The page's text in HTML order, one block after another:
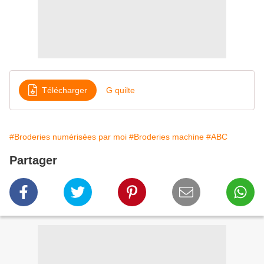
Télécharger G quilte
#Broderies numérisées par moi #Broderies machine #ABC
Partager